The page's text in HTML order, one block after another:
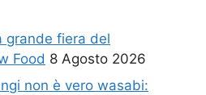
grande fiera del
Food 8 Agosto 2026
non è vero wasabi: